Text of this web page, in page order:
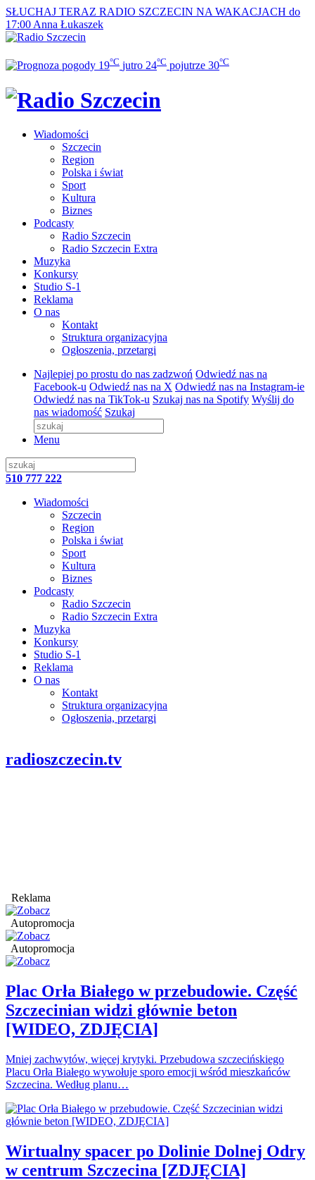
SŁUCHAJ TERAZ RADIO SZCZECIN NA WAKACJACH do
17:00 Anna Łukaszek
19°C jutro 24°C pojutrze 30°C
Wiadomości
Szczecin
Region
Polska i świat
Sport
Kultura
Biznes
Podcasty
Radio Szczecin
Radio Szczecin Extra
Muzyka
Konkursy
Studio S-1
Reklama
O nas
Kontakt
Struktura organizacyjna
Ogłoszenia, przetargi
Najlepiej po prostu do nas zadzwoń Odwiedź nas na
Facebook-u Odwiedź nas na X Odwiedź nas na Instagram-ie
Odwiedź nas na TikTok-u Szukaj nas na Spotify Wyślij do
nas wiadomość Szukaj
Menu
510 777 222
Wiadomości
Szczecin
Region
Polska i świat
Sport
Kultura
Biznes
Podcasty
Radio Szczecin
Radio Szczecin Extra
Muzyka
Konkursy
Studio S-1
Reklama
O nas
Kontakt
Struktura organizacyjna
Ogłoszenia, przetargi
radioszczecin.tv
Reklama
Autopromocja
Autopromocja
Plac Orła Białego w przebudowie. Część
Szczecinian widzi głównie beton
[WIDEO, ZDJĘCIA]
Mniej zachwytów, więcej krytyki. Przebudowa szczecińskiego
Placu Orła Białego wywołuje sporo emocji wśród mieszkańców
Szczecina. Według planu…
Wirtualny spacer po Dolinie Dolnej Odry
w centrum Szczecina [ZDJĘCIA]